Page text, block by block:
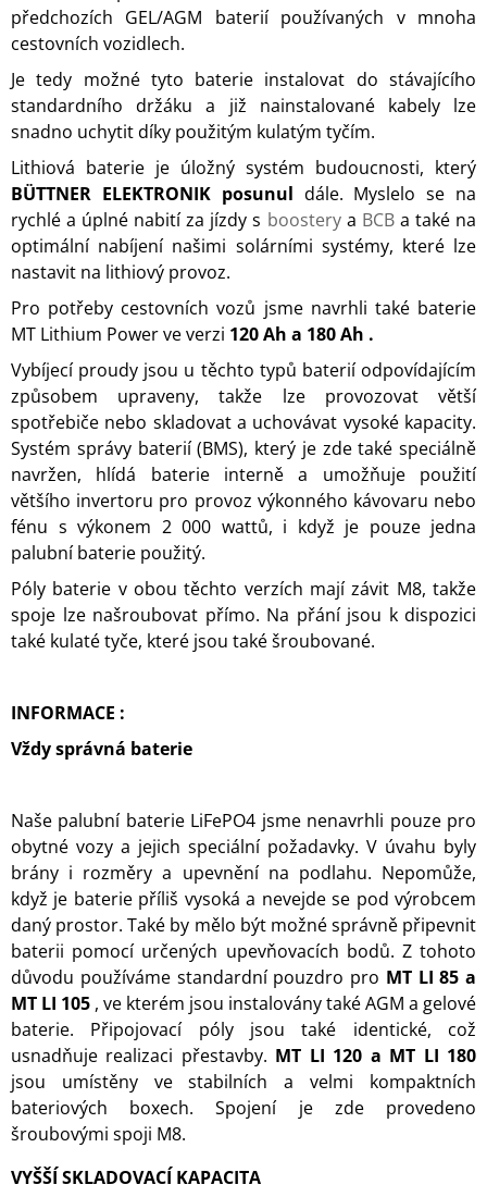
předchozích GEL/AGM baterií používaných v mnoha
cestovních vozidlech.
Je tedy možné tyto baterie instalovat do stávajícího
standardního držáku a již nainstalované kabely lze
snadno uchytit díky použitým kulatým tyčím.
Lithiová baterie je úložný systém budoucnosti, který
BÜTTNER ELEKTRONIK posunul dále. Myslelo se na
rychlé a úplné nabití za jízdy s boosterya BCBa také na
optimální nabíjení našimi solárními systémy, které lze
nastavit na lithiový provoz.
Pro potřeby cestovních vozů jsme navrhli také baterie
MT Lithium Power ve verzi 120 Ah a 180 Ah .
Vybíjecí proudy jsou u těchto typů baterií odpovídajícím
způsobem upraveny, takže lze provozovat větší
spotřebiče nebo skladovat a uchovávat vysoké kapacity.
Systém správy baterií (BMS), který je zde také speciálně
navržen, hlídá baterie interně a umožňuje použití
většího invertoru pro provoz výkonného kávovaru nebo
fénu s výkonem 2 000 wattů, i když je pouze jedna
palubní baterie použitý.
Póly baterie v obou těchto verzích mají závit M8, takže
spoje lze našroubovat přímo. Na přání jsou k dispozici
také kulaté tyče, které jsou také šroubované.
INFORMACE :
Vždy správná baterie
Naše palubní baterie LiFePO4 jsme nenavrhli pouze pro
obytné vozy a jejich speciální požadavky. V úvahu byly
brány i rozměry a upevnění na podlahu. Nepomůže,
když je baterie příliš vysoká a nevejde se pod výrobcem
daný prostor. Také by mělo být možné správně připevnit
baterii pomocí určených upevňovacích bodů. Z tohoto
důvodu používáme standardní pouzdro pro MT LI 85 a
MT LI 105 , ve kterém jsou instalovány také AGM a gelové
baterie. Připojovací póly jsou také identické, což
usnadňuje realizaci přestavby. MT LI 120 a MT LI 180
jsou umístěny ve stabilních a velmi kompaktních
bateriových boxech. Spojení je zde provedeno
šroubovými spoji M8.
VYŠŠÍ SKLADOVACÍ KAPACITA